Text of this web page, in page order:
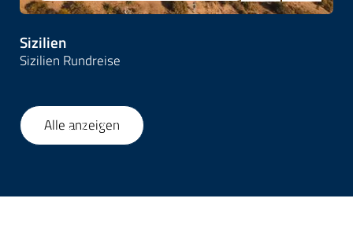
Sizilien
Sizilien Rundreise
1 35
Alle anzeigen